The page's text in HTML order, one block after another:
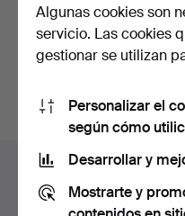
1945), BRITÁ…
Subastado 3 may 2026
7 pujas
75 USD
Suscribir búsqueda
Archivo de subastas
Estás buscando en el
Algunas cookies son
servicio. Las cookies
gestionar se utilizan
Personalizar el
según cómo
Desarrollar y
Mostrarte y